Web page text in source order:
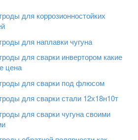
для коррозионностойких
для наплавки чугуна
для сварки инвертором какие
цена
для сварки под флюсом
для сварки стали 12х18н10т
для сварки чугуна своими